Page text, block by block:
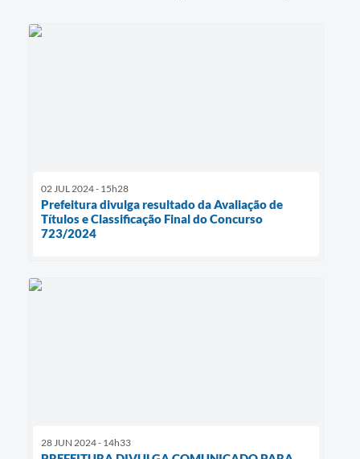
02 JUL 2024 - 15h28
Prefeitura divulga resultado da Avaliação de
Títulos e Classificação Final do Concurso
723/2024
28 JUN 2024 - 14h33